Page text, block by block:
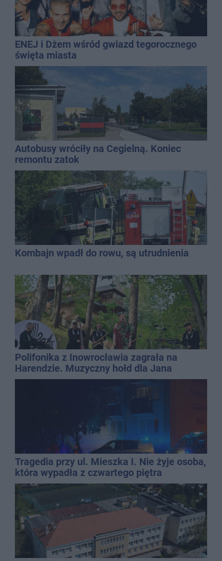
ENEJ i Dżem wśród gwiazd tegorocznego
święta miasta
Autobusy wróciły na Cegielną. Koniec
remontu zatok
Kombajn wpadł do rowu, są utrudnienia
Polifonika z Inowrocławia zagrała na
Harendzie. Muzyczny hołd dla Jana
Kasprowicza
Tragedia przy ul. Mieszka I. Nie żyje osoba,
która wypadła z czwartego piętra